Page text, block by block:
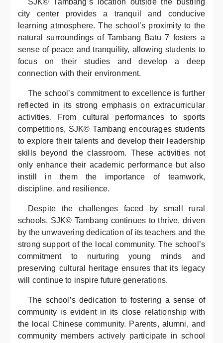
SJK© Tambang’s location outside the bustling
city center provides a tranquil and conducive
learning atmosphere. The school’s proximity to the
natural surroundings of Tambang Batu 7 fosters a
sense of peace and tranquility, allowing students to
focus on their studies and develop a deep
connection with their environment.
The school’s commitment to excellence is further
reflected in its strong emphasis on extracurricular
activities. From cultural performances to sports
competitions, SJK© Tambang encourages students
to explore their talents and develop their leadership
skills beyond the classroom. These activities not
only enhance their academic performance but also
instill in them the importance of teamwork,
discipline, and resilience.
Despite the challenges faced by small rural
schools, SJK© Tambang continues to thrive, driven
by the unwavering dedication of its teachers and the
strong support of the local community. The school’s
commitment to nurturing young minds and
preserving cultural heritage ensures that its legacy
will continue to inspire future generations.
The school’s dedication to fostering a sense of
community is evident in its close relationship with
the local Chinese community. Parents, alumni, and
community members actively participate in school